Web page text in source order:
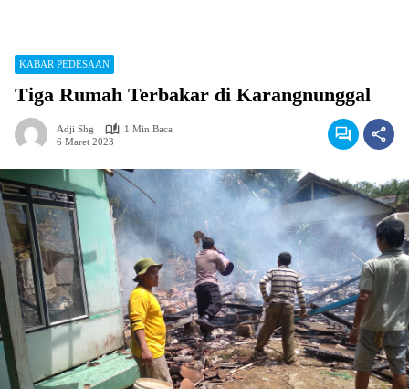
KABAR PEDESAAN
Tiga Rumah Terbakar di Karangnunggal
Adji Shg
1 Min Baca
6 Maret 2023